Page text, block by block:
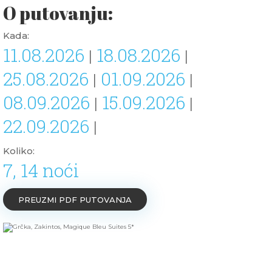
O putovanju:
Kada:
11.08.2026 | 18.08.2026 |
25.08.2026 | 01.09.2026 |
08.09.2026 | 15.09.2026 |
22.09.2026 |
Koliko:
7, 14 noći
PREUZMI PDF PUTOVANJA